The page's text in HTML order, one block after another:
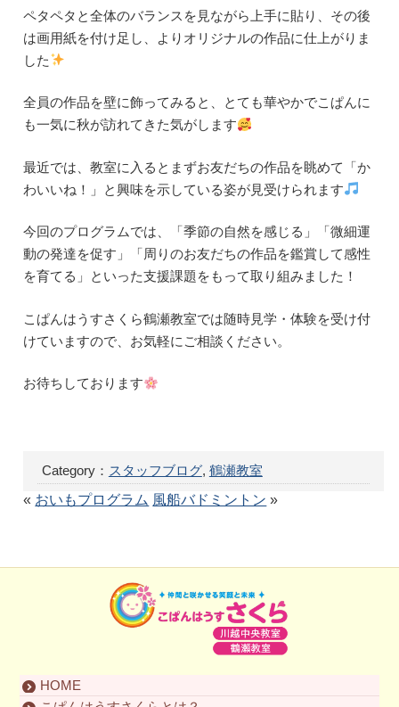
ペタペタと全体のバランスを見ながら上手に貼り、その後
は画用紙を付け足し、よりオリジナルの作品に仕上がりま
した
全員の作品を壁に飾ってみると、とても華やかでこぱんに
も一気に秋が訪れてきた気がします
最近では、教室に入るとまずお友だちの作品を眺めて「か
わいいね！」と興味を示している姿が見受けられます
今回のプログラムでは、「季節の自然を感じる」「微細運
動の発達を促す」「周りのお友だちの作品を鑑賞して感性
を育てる」といった支援課題をもって取り組みました！
こぱんはうすさくら鶴瀬教室では随時見学・体験を受け付
けていますので、お気軽にご相談ください。
お待ちしております
Category： スタッフブログ, 鶴瀬教室
« おいもプログラム 風船バドミントン »
HOME